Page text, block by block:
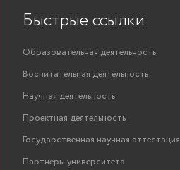
Быстрые ссылки
Образовательная деятельность
Воспитательная деятельность
Научная деятельность
Проектная деятельность
Государственная научная аттестация
Партнеры университета